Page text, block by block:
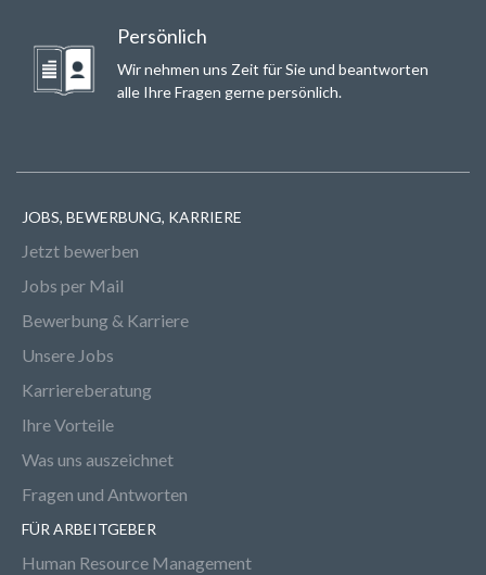
Persönlich
Wir nehmen uns Zeit für Sie und beantworten
alle Ihre Fragen gerne persönlich.
JOBS, BEWERBUNG, KARRIERE
Jetzt bewerben
Jobs per Mail
Bewerbung & Karriere
Unsere Jobs
Karriereberatung
Ihre Vorteile
Was uns auszeichnet
Fragen und Antworten
FÜR ARBEITGEBER
Human Resource Management